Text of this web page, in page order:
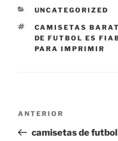
CATEGORÍAS
UNCATEGORIZED
ETIQUETAS
CAMISETAS
DE FUTBOL ES
PARA IMPRIMIR
Entrada
anterior:
ANTERIOR
camisetas de